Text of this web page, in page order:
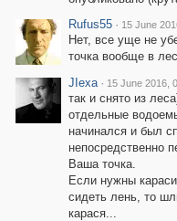
Rufus55 · 15 June
Нет, все уще не
точка вообще в
JIexa · 15 June 2016,
так и снято из
отдельные
начинался и был
непосредственно
Ваша точка.
Если нужны
сидеть лень, то
карася...